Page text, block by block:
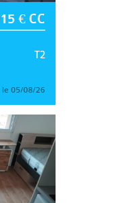
€ CC
T2
le 05/08/26